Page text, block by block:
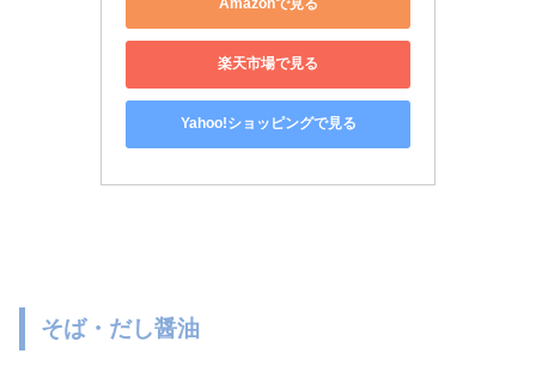
Amazonで見る
楽天市場で見る
Yahoo!ショッピングで見る
そば・だし醤油